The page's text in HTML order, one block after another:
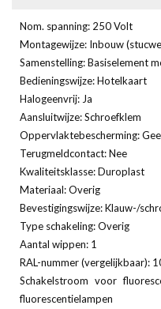
Nom. spanning: 250 Volt
Montagewijze: Inbouw
Samenstelling: Basiselement
Bedieningswijze: Hotelkaart
Halogeenvrij: Ja
Aansluitwijze: Schroefklem
Oppervlaktebescherming:
Terugmeldcontact: Nee
Kwaliteitsklasse: Duroplast
Materiaal: Overig
Bevestigingswijze: Klauw-/
Type schakeling: Overig
Aantal wippen: 1
RAL-nummer (vergelijkbaar):
Schakelstroom voor
fluorescentielampen